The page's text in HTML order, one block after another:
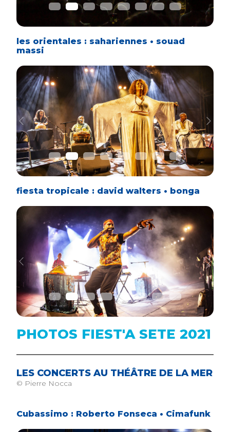
les orientales : sahariennes • souad
massi
Previous Next
fiesta tropicale : david walters • bonga
Previous Next
PHOTOS FIEST'A SETE 2021
LES CONCERTS AU THÉÂTRE DE LA MER
© Pierre Nocca
Cubassimo : Roberto Fonseca • Cimafunk